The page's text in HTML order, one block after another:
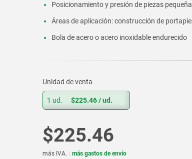
Posicionamiento y presión de piezas
Áreas de aplicación: construcción de
Bola de acero o acero inoxidable endurecido
Unidad de venta
1 ud. $225.46/ ud.
$225.46
más IVA. más gastos de envío